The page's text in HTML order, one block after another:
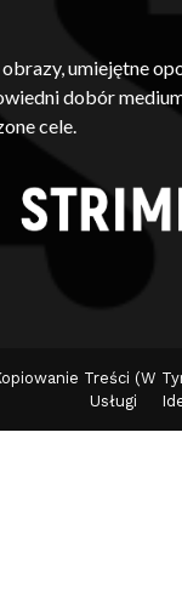
umiejętne
dobór
cele.
Treści (w
Usługi